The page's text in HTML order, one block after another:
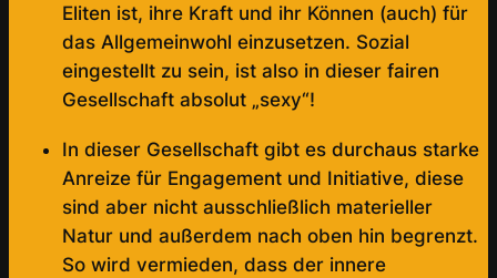
Eliten ist, ihre Kraft und ihr Können (auch) für
das Allgemeinwohl einzusetzen. Sozial
eingestellt zu sein, ist also in dieser fairen
Gesellschaft absolut „sexy“!
In dieser Gesellschaft gibt es durchaus starke
Anreize für Engagement und Initiative, diese
sind aber nicht ausschließlich materieller
Natur und außerdem nach oben hin begrenzt.
So wird vermieden, dass der innere